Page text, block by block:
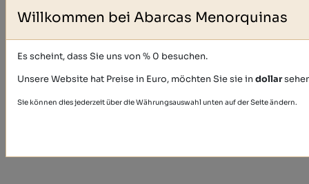
Willkommen bei Abarcas Menorquinas
Es scheint, dass Sie uns von % 0 besuchen.
Unsere Website hat Preise in Euro, möchten Sie sie indollar
Sie können dies jederzeit über die Währungsauswahl unten auf der Seite ändern.